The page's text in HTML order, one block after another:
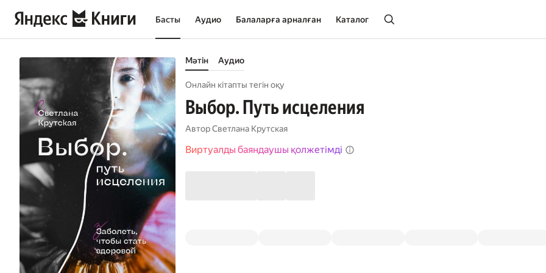
Басты Аудио Балаларға арналған Каталог
Мәтін Аудио
Онлайн кітапты тегін оқу
Выбор. Путь исцеления
АвторСветлана Крутская
Виртуалды баяндаушы қолжетімді